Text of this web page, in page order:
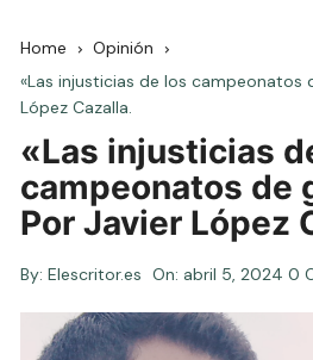
Home
Opinión
«Las injusticias de los campeonatos
López Cazalla.
«Las injusticias
campeonatos de
Por Javier López
By: Elescritor.es On: abril 5, 2024 0